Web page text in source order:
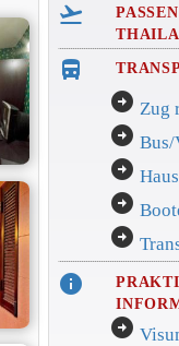
flight_takeoff
directions_bus_filled
arrow_circle_right Zug
arrow_circle_right Bus/
arrow_circle_right
arrow_circle_right
arrow_circle_right
info
arrow_circle_right